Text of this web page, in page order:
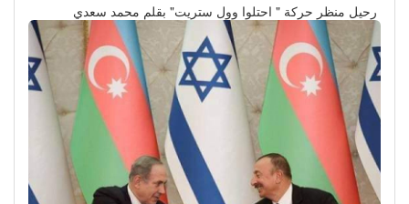
رحيل منظر حركة " احتلوا وول ستريت" بقلم محمد سعدي